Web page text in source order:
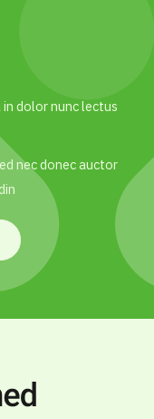
dolor nunc lectus
nec donec auctor